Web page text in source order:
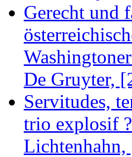
Gerecht und
De Gruyter,
Servitudes,
trio explosif